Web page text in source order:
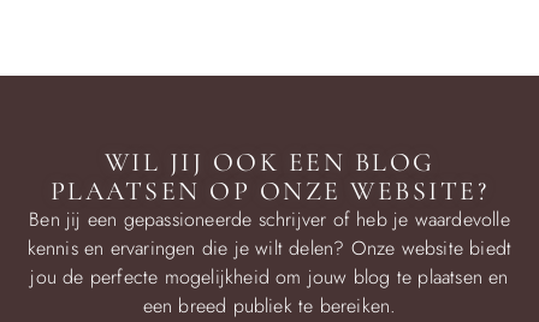
WIL JIJ OOK EEN BLOG
PLAATSEN OP ONZE WEBSITE?
Ben jij een gepassioneerde schrijver of heb je waardevolle
kennis en ervaringen die je wilt delen? Onze website biedt
jou de perfecte mogelijkheid om jouw blog te plaatsen en
een breed publiek te bereiken.